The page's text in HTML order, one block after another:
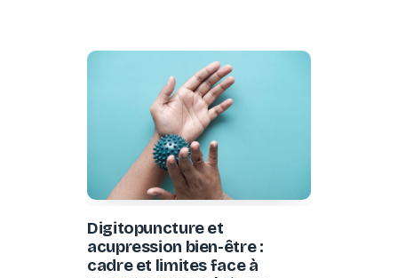
Digitopuncture et
acupression bien-être :
cadre et limites face à